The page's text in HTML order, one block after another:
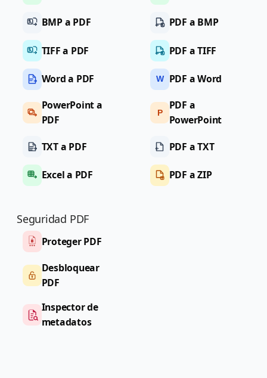
BMP a PDF
TIFF a PDF
Word a PDF
PowerPoint a
PDF
TXT a PDF
Excel a PDF
PDF a BMP
PDF a TIFF
W PDF a Word
P
PDF a
PowerPoint
PDF a TXT
PDF a ZIP
Seguridad PDF
Proteger PDF
Desbloquear
PDF
Inspector de
metadatos